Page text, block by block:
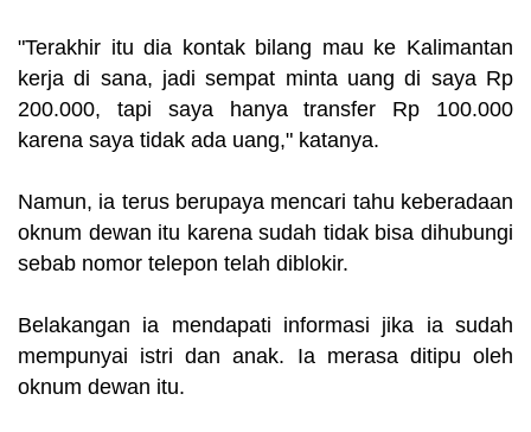
"Terakhir itu dia kontak bilang mau ke Kalimantan
kerja di sana, jadi sempat minta uang di saya Rp
200.000, tapi saya hanya transfer Rp 100.000
karena saya tidak ada uang," katanya.
Namun, ia terus berupaya mencari tahu keberadaan
oknum dewan itu karena sudah tidak bisa dihubungi
sebab nomor telepon telah diblokir.
Belakangan ia mendapati informasi jika ia sudah
mempunyai istri dan anak. Ia merasa ditipu oleh
oknum dewan itu.